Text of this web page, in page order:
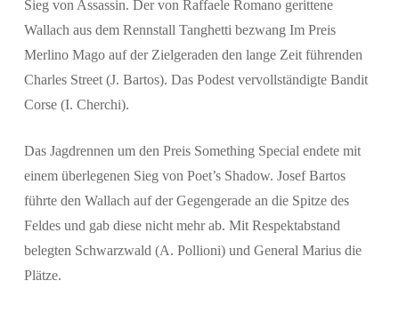
Sieg von Assassin. Der von Raffaele Romano gerittene
Wallach aus dem Rennstall Tanghetti bezwang Im Preis
Merlino Mago auf der Zielgeraden den lange Zeit führenden
Charles Street (J. Bartos). Das Podest vervollständigte Bandit
Corse (I. Cherchi).
Das Jagdrennen um den Preis Something Special endete mit
einem überlegenen Sieg von Poet’s Shadow. Josef Bartos
führte den Wallach auf der Gegengerade an die Spitze des
Feldes und gab diese nicht mehr ab. Mit Respektabstand
belegten Schwarzwald (A. Pollioni) und General Marius die
Plätze.